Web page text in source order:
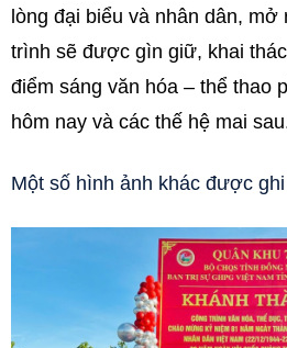
lòng đại biểu và nhân dân, mở
trình sẽ được gìn giữ, khai
điểm sáng văn hóa – thể thao
hôm nay và các thế hệ mai
Một số hình ảnh khác được